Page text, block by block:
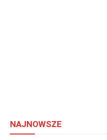
NAJNOWSZE